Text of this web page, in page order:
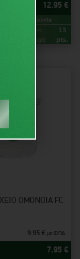
12.95 €
Loyalty Points
Green
Privilege:
13
pts.
OMONOIA FC
9.95 € με ΦΠΑ
7.95 €